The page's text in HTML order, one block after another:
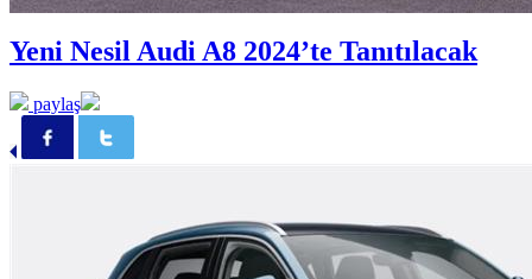
Yeni Nesil Audi A8 2024’te Tanıtılacak
paylaş